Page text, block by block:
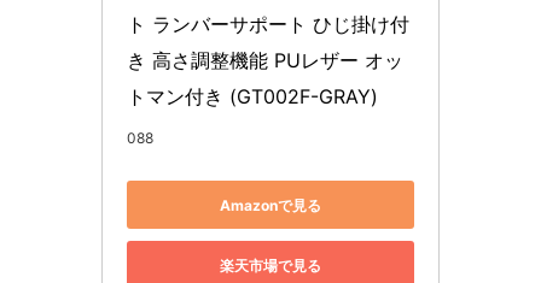
ト ランバーサポート ひじ掛け付
き 高さ調整機能 PUレザー オッ
トマン付き (GT002F-GRAY)
088
Amazonで見る
楽天市場で見る